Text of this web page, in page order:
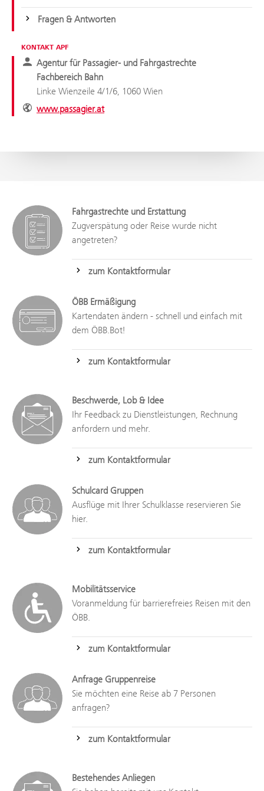
Fragen & Antworten
KONTAKT APF
Agentur für Passagier- und Fahrgastrechte
Fachbereich Bahn
Linke Wienzeile 4/1/6, 1060 Wien
www.passagier.at
Fahrgastrechte und Erstattung
Zugverspätung oder Reise wurde nicht
angetreten?
zum Kontaktformular
ÖBB Ermäßigung
Kartendaten ändern - schnell und einfach mit
dem ÖBB.Bot!
zum Kontaktformular
Beschwerde, Lob & Idee
Ihr Feedback zu Dienstleistungen, Rechnung
anfordern und mehr.
zum Kontaktformular
Schulcard Gruppen
Ausflüge mit Ihrer Schulklasse reservieren Sie
hier.
zum Kontaktformular
Mobilitätsservice
Voranmeldung für barrierefreies Reisen mit den
ÖBB.
zum Kontaktformular
Anfrage Gruppenreise
Sie möchten eine Reise ab 7 Personen
anfragen?
zum Kontaktformular
Bestehendes Anliegen